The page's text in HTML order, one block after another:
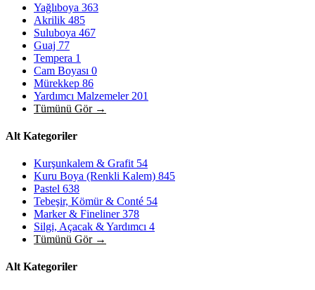
Yağlıboya 363
Akrilik 485
Suluboya 467
Guaj 77
Tempera 1
Cam Boyası 0
Mürekkep 86
Yardımcı Malzemeler 201
Tümünü Gör →
Alt Kategoriler
Kurşunkalem & Grafit 54
Kuru Boya (Renkli Kalem) 845
Pastel 638
Tebeşir, Kömür & Conté 54
Marker & Fineliner378
Silgi, Açacak & Yardımcı 4
Tümünü Gör →
Alt Kategoriler